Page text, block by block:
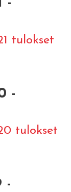
tulokset
-
tulokset
-